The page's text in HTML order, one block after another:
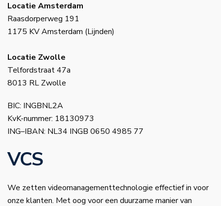
Locatie Amsterdam
Raasdorperweg 191
1175 KV Amsterdam (Lijnden)
Locatie Zwolle
Telfordstraat 47a
8013 RL Zwolle
BIC: INGBNL2A
KvK-nummer: 18130973
ING–IBAN: NL34 INGB 0650 4985 77
VCS
We zetten videomanagementtechnologie effectief in voor
onze klanten. Met oog voor een duurzame manier van